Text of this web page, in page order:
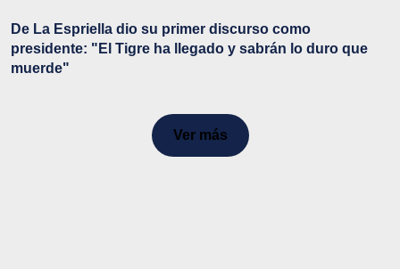
De La Espriella dio su primer discurso como
presidente: "El Tigre ha llegado y sabrán lo duro que
muerde"
Ver más